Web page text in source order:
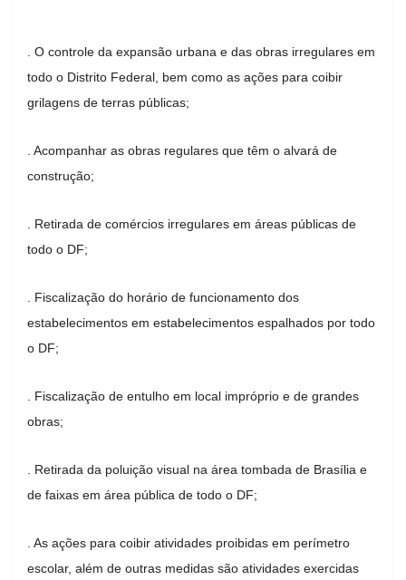
. O controle da expansão urbana e das obras irregulares em
todo o Distrito Federal, bem como as ações para coibir
grilagens de terras públicas;
. Acompanhar as obras regulares que têm o alvará de
construção;
. Retirada de comércios irregulares em áreas públicas de
todo o DF;
. Fiscalização do horário de funcionamento dos
estabelecimentos em estabelecimentos espalhados por todo
o DF;
. Fiscalização de entulho em local impróprio e de grandes
obras;
. Retirada da poluição visual na área tombada de Brasília e
de faixas em área pública de todo o DF;
. As ações para coibir atividades proibidas em perímetro
escolar, além de outras medidas são atividades exercidas